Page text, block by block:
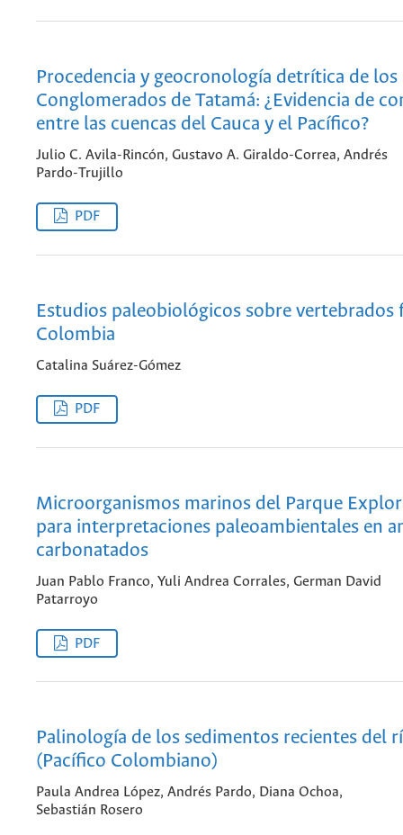
Procedencia y geocronología detrítica de los
Conglomerados de Tatamá: ¿Evidencia de
entre las cuencas del Cauca y el Pacífico?
Julio C. Avila-Rincón, Gustavo A. Giraldo-Correa, Andrés
Pardo-Trujillo
PDF
Estudios paleobiológicos sobre vertebrados
Colombia
Catalina Suárez-Gómez
PDF
Microorganismos marinos del Parque
para interpretaciones paleoambientales en
carbonatados
Juan Pablo Franco, Yuli Andrea Corrales, German David
Patarroyo
PDF
Palinología de los sedimentos recientes del
(Pacífico Colombiano)
Paula Andrea López, Andrés Pardo, Diana Ochoa,
Sebastián Rosero